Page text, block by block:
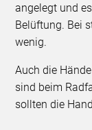
angelegt und
Belüftung. Bei
wenig.
Auch die
sind beim
sollten die